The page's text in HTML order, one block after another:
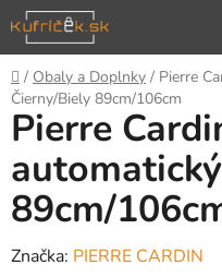
Prejsť
na
obsah
Domov
/ Obaly a Doplnky / Pierre
Čierny/Biely 89cm/106cm
Pierre
89cm/
Značka: PIERRE CARDIN